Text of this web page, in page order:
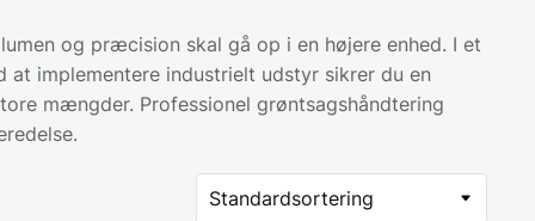
og præcision skal gå op i en højere enhed. I et
implementere industrielt udstyr sikrer du en
mængder. Professionel grøntsagshåndtering